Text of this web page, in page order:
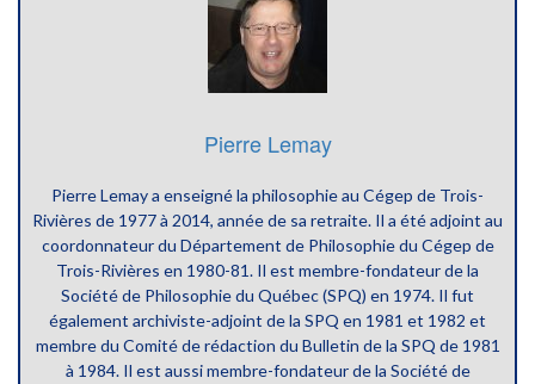
Pierre Lemay
Pierre Lemay a enseigné la philosophie au Cégep de Trois-
Rivières de 1977 à 2014, année de sa retraite. Il a été adjoint au
coordonnateur du Département de Philosophie du Cégep de
Trois-Rivières en 1980-81. Il est membre-fondateur de la
Société de Philosophie du Québec (SPQ) en 1974. Il fut
également archiviste-adjoint de la SPQ en 1981 et 1982 et
membre du Comité de rédaction du Bulletin de la SPQ de 1981
à 1984. Il est aussi membre-fondateur de la Société de